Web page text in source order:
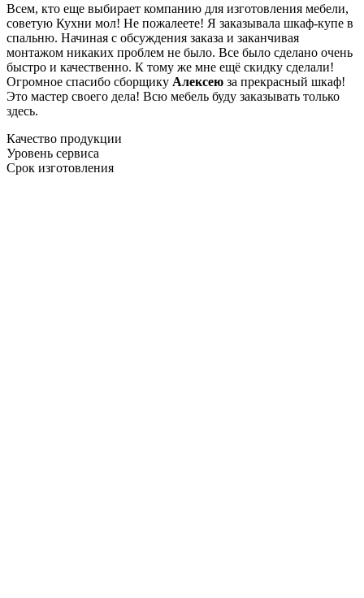
Всем, кто еще выбирает компанию для изготовления мебели,
советую Кухни мол! Не пожалеете! Я заказывала шкаф-купе в
спальню. Начиная с обсуждения заказа и заканчивая
монтажом никаких проблем не было. Все было сделано очень
быстро и качественно. К тому же мне ещё скидку сделали!
Огромное спасибо сборщику Алексею за прекрасный шкаф!
Это мастер своего дела! Всю мебель буду заказывать только
здесь.
Качество продукции
Уровень сервиса
Срок изготовления